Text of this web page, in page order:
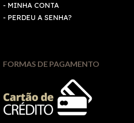
- MINHA CONTA
- PERDEU A SENHA?
FORMAS DE PAGAMENTO